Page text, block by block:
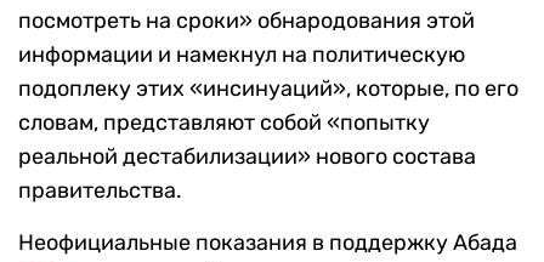
посмотреть на сроки» обнародования этой
информации и намекнул на политическую
подоплеку этих «инсинуаций», которые, по его
словам, представляют собой «попытку
реальной дестабилизации» нового состава
правительства.
Неофициальные показания в поддержку Абада